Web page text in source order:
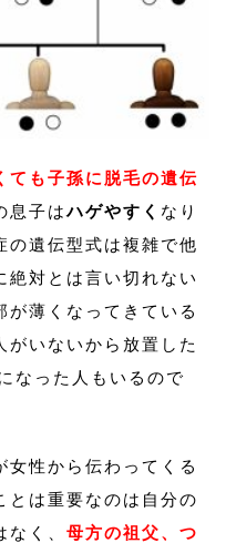
ても子孫に脱毛の遺伝
息子はハゲやすく なり
の遺伝型式は複雑で他
絶対とは言い切れない
が薄くなってきている
いないから放置した
なった人もいるので
女性から伝わってくる
とは重要なのは自分の
く、 母方の祖父、つ